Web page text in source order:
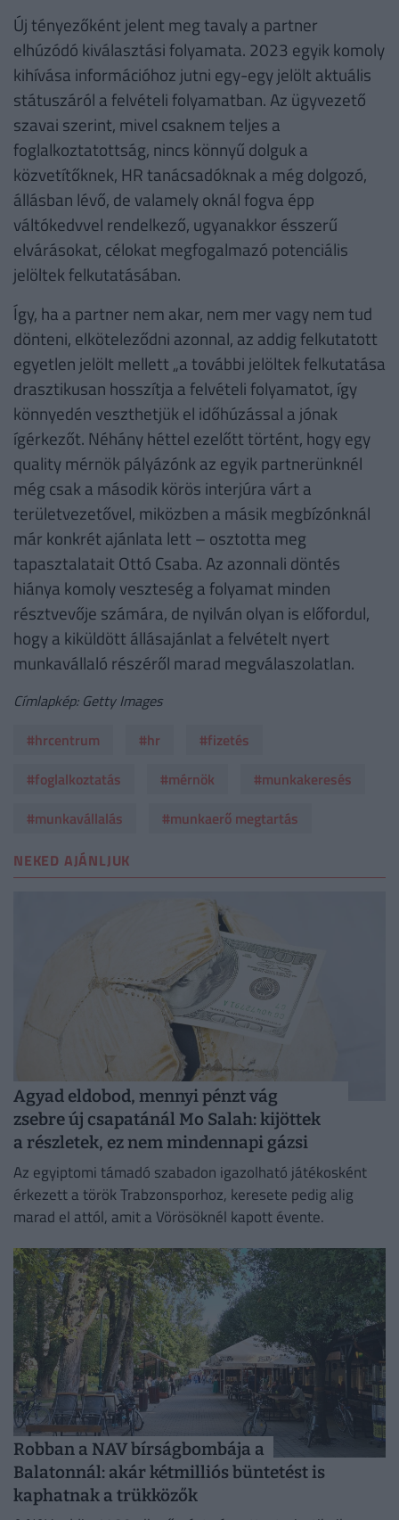
Új tényezőként jelent meg tavaly a partner
elhúzódó kiválasztási folyamata. 2023 egyik komoly
kihívása információhoz jutni egy-egy jelölt aktuális
státuszáról a felvételi folyamatban. Az ügyvezető
szavai szerint, mivel csaknem teljes a
foglalkoztatottság, nincs könnyű dolguk a
közvetítőknek, HR tanácsadóknak a még dolgozó,
állásban lévő, de valamely oknál fogva épp
váltókedvvel rendelkező, ugyanakkor ésszerű
elvárásokat, célokat megfogalmazó potenciális
jelöltek felkutatásában.
Így, ha a partner nem akar, nem mer vagy nem tud
dönteni, elköteleződni azonnal, az addig felkutatott
egyetlen jelölt mellett „a további jelöltek felkutatása
drasztikusan hosszítja a felvételi folyamatot, így
könnyedén veszthetjük el időhúzással a jónak
ígérkezőt. Néhány héttel ezelőtt történt, hogy egy
quality mérnök pályázónk az egyik partnerünknél
még csak a második körös interjúra várt a
területvezetővel, miközben a másik megbízónknál
már konkrét ajánlata lett – osztotta meg
tapasztalatait Ottó Csaba. Az azonnali döntés
hiánya komoly veszteség a folyamat minden
résztvevője számára, de nyilván olyan is előfordul,
hogy a kiküldött állásajánlat a felvételt nyert
munkavállaló részéről marad megválaszolatlan.
Címlapkép: Getty Images
#hrcentrum
#hr
#fizetés
#foglalkoztatás
#mérnök
#munkakeresés
#munkavállalás
#munkaerő megtartás
NEKED AJÁNLJUK
Agyad eldobod, mennyi pénzt vág
zsebre új csapatánál Mo Salah: kijöttek
a részletek, ez nem mindennapi gázsi
Az egyiptomi támadó szabadon igazolható játékosként
érkezett a török Trabzonsporhoz, keresete pedig alig
marad el attól, amit a Vörösöknél kapott évente.
Robban a NAV bírságbombája a
Balatonnál: akár kétmilliós büntetést is
kaphatnak a trükközők